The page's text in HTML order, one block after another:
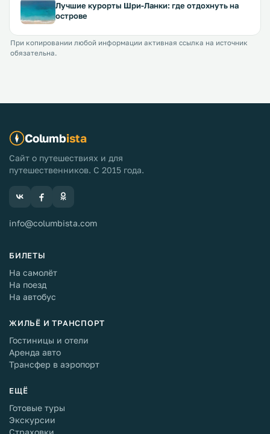
Лучшие курорты Шри-Ланки: где отдохнуть на
острове
При копировании любой информации активная ссылка на источник
обязательна.
Columbista
Сайт о путешествиях и для
путешественников. С 2015 года.
info@columbista.com
БИЛЕТЫ
На самолёт
На поезд
На автобус
ЖИЛЬЁ И ТРАНСПОРТ
Гостиницы и отели
Аренда авто
Трансфер в аэропорт
ЕЩЁ
Готовые туры
Экскурсии
Страховки